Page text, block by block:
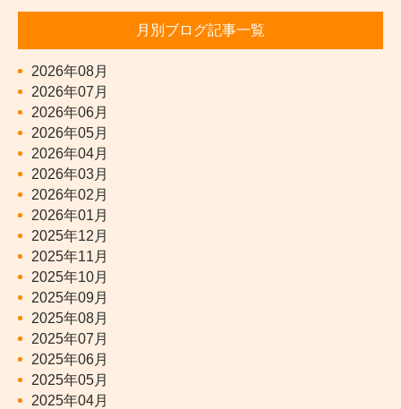
月別ブログ記事一覧
2026年08月
2026年07月
2026年06月
2026年05月
2026年04月
2026年03月
2026年02月
2026年01月
2025年12月
2025年11月
2025年10月
2025年09月
2025年08月
2025年07月
2025年06月
2025年05月
2025年04月